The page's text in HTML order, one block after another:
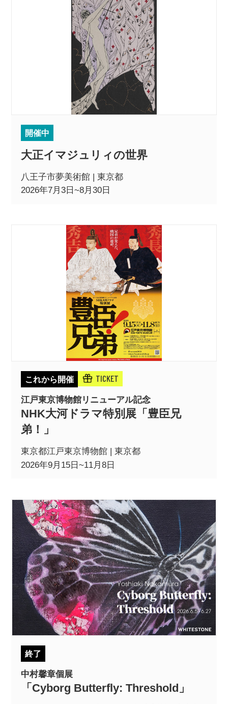
開催中
大正イマジュリィの世界
八王子市夢美術館 | 東京都
2026年7月3日~8月30日
これから開催 TICKET
江戸東京博物館リニューアル記念
NHK大河ドラマ特別展「豊臣兄
弟！」
東京都江戸東京博物館 | 東京都
2026年9月15日~11月8日
終了
中村馨章個展
「Cyborg Butterfly: Threshold」